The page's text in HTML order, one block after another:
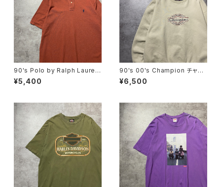
90's Polo by Ralph Lauren
ポロバイラルフローレン 刺繍
ワンポイント ポニー ブラウ
¥5,400
90's 00's Champion チャン
ピオン 刺繍ロゴ ラインリ
ブ ベージュ スウェット トレ
¥6,500